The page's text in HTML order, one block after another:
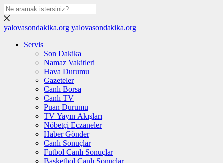
yalovasondakika.org yalovasondakika.org
Servis
Son Dakika
Namaz Vakitleri
Hava Durumu
Gazeteler
Canlı Borsa
Canlı TV
Puan Durumu
TV Yayın Akışları
Nöbetçi Eczaneler
Haber Gönder
Canlı Sonuçlar
Futbol Canlı Sonuçlar
Basketbol Canlı Sonuçlar